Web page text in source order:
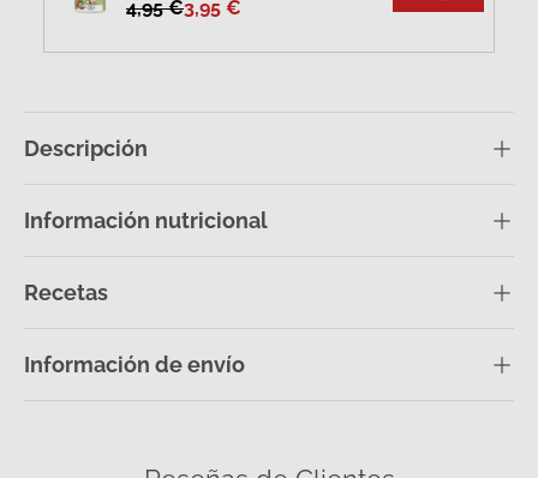
4,95 €3,95 €
Descripción
Información nutricional
Recetas
Información de envío